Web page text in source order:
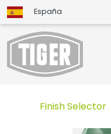
España
Finish Selector